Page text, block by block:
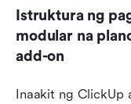
Istruktura ng
modular na
add-on
Inaakit ng ClickUp